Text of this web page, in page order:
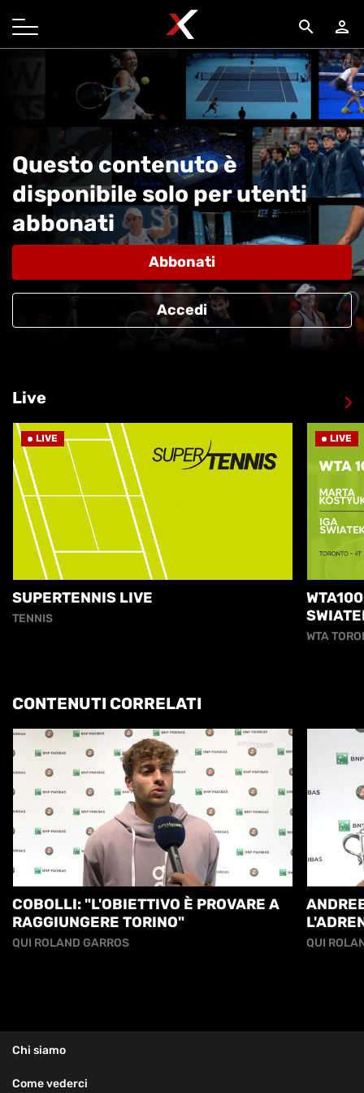
search person
Questo contenuto è
disponibile solo per utenti
abbonati
Abbonati
Accedi
Live
LIVE
SUPERTENNIS LIVE
TENNIS
LIVE
WTA
CONTENUTI CORRELATI
COBOLLI: "L'OBIETTIVO È PROVARE A
RAGGIUNGERE TORINO"
QUI ROLAND GARROS
PRIMA
QUI
Chi siamo
Come vederci